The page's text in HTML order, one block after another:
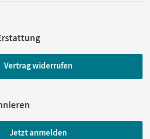
Vertrag widerrufen
Jetzt anmelden